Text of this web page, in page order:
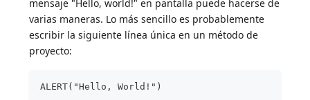
mensaje "Hello, world!" en pantalla puede hacerse de
varias maneras. Lo más sencillo es probablemente
escribir la siguiente línea única en un método de
proyecto:
ALERT("Hello, World!")